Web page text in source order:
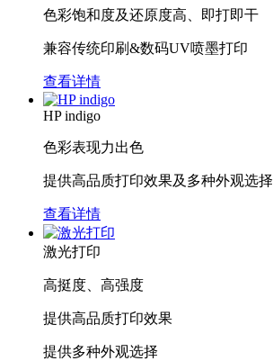
色彩饱和度及还原度高、即打即干
兼容传统印刷&数码UV喷墨打印
查看详情
HP indigo
色彩表现力出色
提供高品质打印效果及多种外观选择
查看详情
激光打印
高挺度、高强度
提供高品质打印效果
提供多种外观选择